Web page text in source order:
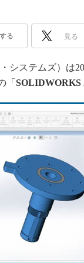
る 見る
システムズ）は
「 SOLIDWORKS